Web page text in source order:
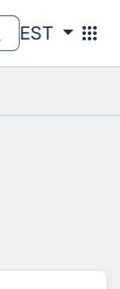
EST apps